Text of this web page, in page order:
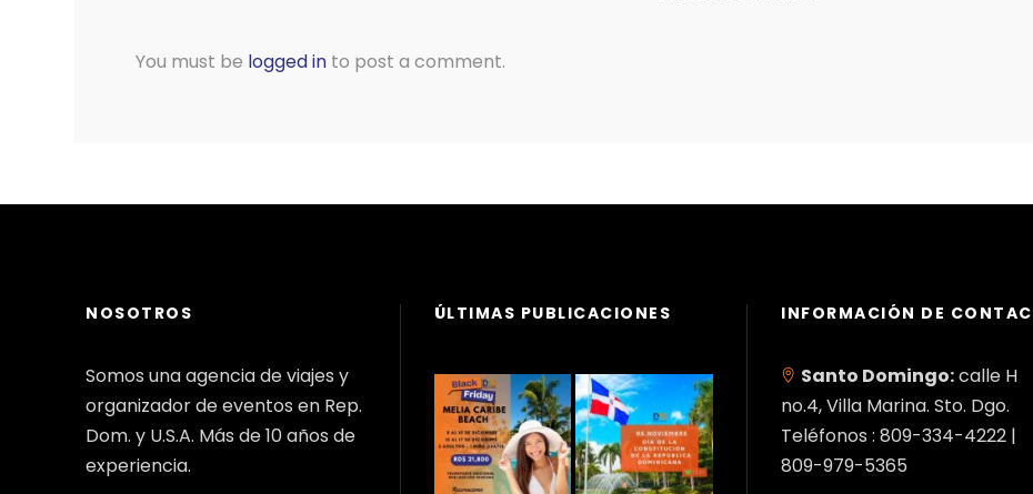
You must be logged in to post a comment.
NOSOTROS
Somos una agencia de viajes y
organizador de eventos en Rep.
Dom. y U.S.A. Más de 10 años de
experiencia.
ÚLTIMAS PUBLICACIONES INFORMACIÓN DE
Santo Domingo:calle H
no.4, Villa Marina. Sto. Dgo.
Teléfonos : 809-334-4222 |
809-979-5365